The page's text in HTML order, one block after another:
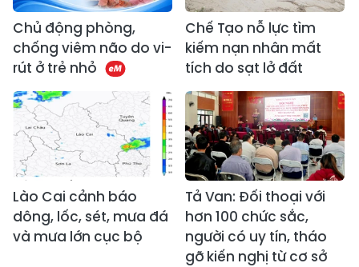
Chủ động phòng,
chống viêm não do vi-
rút ở trẻ nhỏ
Chế Tạo nỗ lực tìm
kiếm nạn nhân mất
tích do sạt lở đất
Lào Cai cảnh báo
dông, lốc, sét, mưa đá
và mưa lớn cục bộ
Tả Van: Đối thoại với
hơn 100 chức sắc,
người có uy tín, tháo
gỡ kiến nghị từ cơ sở